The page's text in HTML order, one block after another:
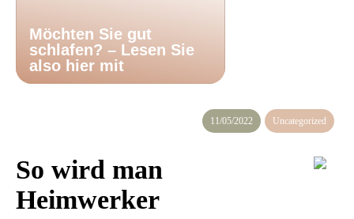
Möchten Sie gut
schlafen? – Lesen Sie
also hier mit
11/05/2022 Uncategorized
So wird man
Heimwerker